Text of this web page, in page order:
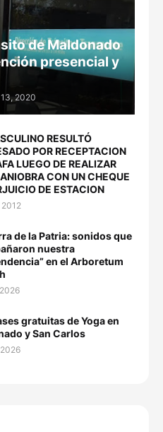
de Maldonado
presencial y
2020
RESULTÓ
POR RECEPTACION
LUEGO DE REALIZAR
CON UN CHEQUE
DE ESTACION
2012
de la Patria: sonidos que
nuestra
en el Arboretum
gratuitas de Yoga en
y San Carlos